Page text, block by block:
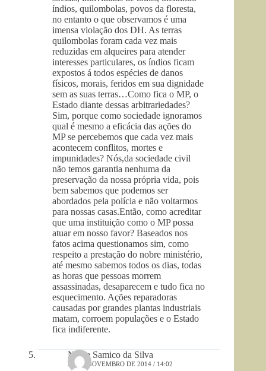
índios, quilombolas, povos da floresta,
no entanto o que observamos é uma
imensa violação dos DH. As terras
quilombolas foram cada vez mais
reduzidas em alqueires para atender
interesses particulares, os índios ficam
expostos á todos espécies de danos
físicos, morais, feridos em sua dignidade
sem as suas terras…Como fica o MP, o
Estado diante dessas arbitrariedades?
Sim, porque como sociedade ignoramos
qual é mesmo a eficácia das ações do
MP se percebemos que cada vez mais
acontecem conflitos, mortes e
impunidades? Nós,da sociedade civil
não temos garantia nenhuma da
preservação da nossa própria vida, pois
bem sabemos que podemos ser
abordados pela polícia e não voltarmos
para nossas casas.Então, como acreditar
que uma instituição como o MP possa
atuar em nosso favor? Baseados nos
fatos acima questionamos sim, como
respeito a prestação do nobre ministério,
até mesmo sabemos todos os dias, todas
as horas que pessoas morrem
assassinadas, desaparecem e tudo fica no
esquecimento. Ações reparadoras
causadas por grandes plantas industriais
matam, corroem populações e o Estado
fica indiferente.
Neide Samico da Silva
23 DE NOVEMBRO DE 2014 / 14:02